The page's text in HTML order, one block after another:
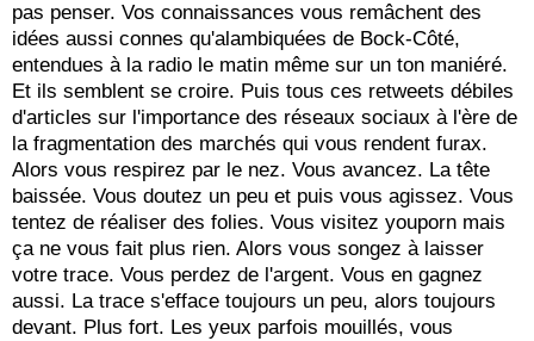
pas penser. Vos connaissances vous remâchent des
idées aussi connes qu'alambiquées de Bock-Côté,
entendues à la radio le matin même sur un ton maniéré.
Et ils semblent se croire. Puis tous ces retweets débiles
d'articles sur l'importance des réseaux sociaux à l'ère de
la fragmentation des marchés qui vous rendent furax.
Alors vous respirez par le nez. Vous avancez. La tête
baissée. Vous doutez un peu et puis vous agissez. Vous
tentez de réaliser des folies. Vous visitez youporn mais
ça ne vous fait plus rien. Alors vous songez à laisser
votre trace. Vous perdez de l'argent. Vous en gagnez
aussi. La trace s'efface toujours un peu, alors toujours
devant. Plus fort. Les yeux parfois mouillés, vous